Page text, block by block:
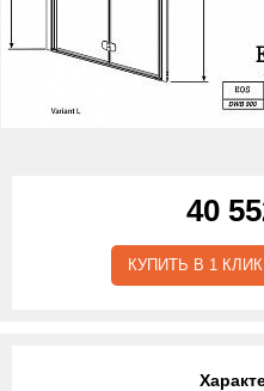
40
КУПИТЬ В 1 КЛИК